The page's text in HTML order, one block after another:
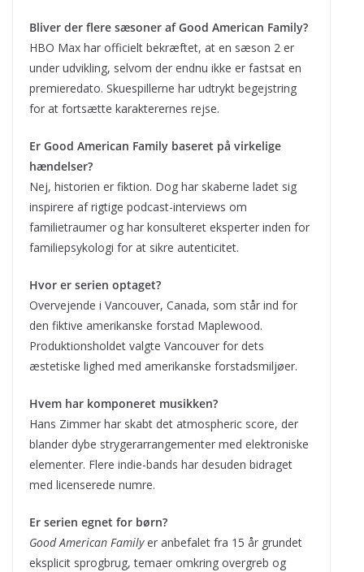
Bliver der flere sæsoner af Good American Family?
HBO Max har officielt bekræftet, at en sæson 2 er
under udvikling, selvom der endnu ikke er fastsat en
premieredato. Skuespillerne har udtrykt begejstring
for at fortsætte karakterernes rejse.
Er Good American Family baseret på virkelige
hændelser?
Nej, historien er fiktion. Dog har skaberne ladet sig
inspirere af rigtige podcast-interviews om
familietraumer og har konsulteret eksperter inden for
familiepsykologi for at sikre autenticitet.
Hvor er serien optaget?
Overvejende i Vancouver, Canada, som står ind for
den fiktive amerikanske forstad Maplewood.
Produktionsholdet valgte Vancouver for dets
æstetiske lighed med amerikanske forstadsmiljøer.
Hvem har komponeret musikken?
Hans Zimmer har skabt det atmospheric score, der
blander dybe strygerarrangementer med elektroniske
elementer. Flere indie-bands har desuden bidraget
med licenserede numre.
Er serien egnet for børn?
Good American Familyer anbefalet fra 15 år grundet
eksplicit sprogbrug, temaer omkring overgreb og